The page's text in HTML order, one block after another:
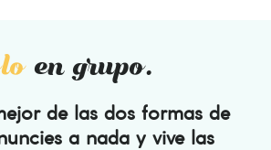
en grupo.
de las dos formas de
a nada y vive las